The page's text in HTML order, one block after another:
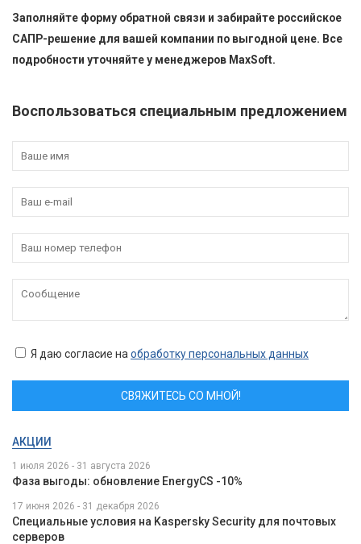
АКЦИИ
1 июля 2026 - 31 августа 2026
Фаза выгоды: обновление EnergyCS -10%
17 июня 2026 - 31 декабря 2026
Специальные условия на Kaspersky Security для почтовых
серверов
Заполняйте форму обратной связи и забирайте российское
САПР-решение для вашей компании по выгодной цене. Все
подробности уточняйте у менеджеров MaxSoft.
Воспользоваться специальным предложением
Я даю согласие на обработку персональных данных
СВЯЖИТЕСЬ СО МНОЙ!